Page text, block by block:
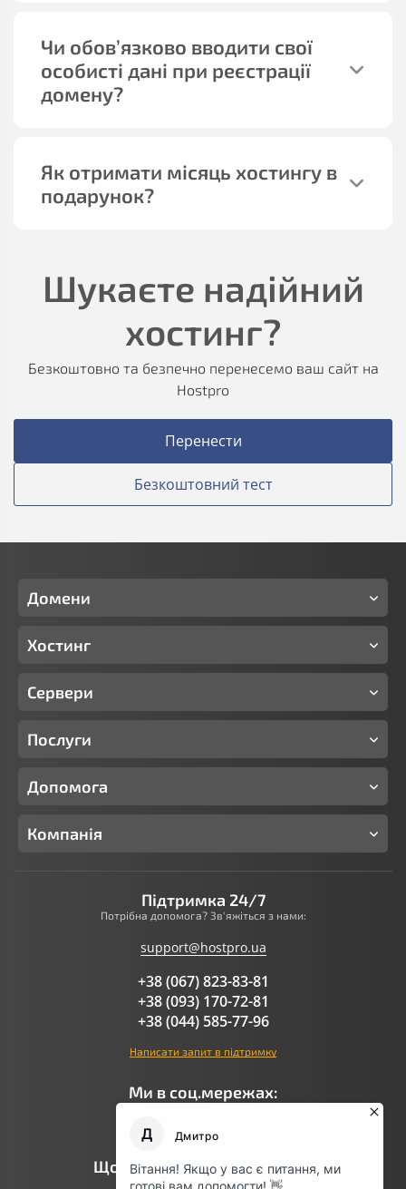
Чи обов’язково вводити свої
особисті дані при реєстрації
домену?
Як отримати місяць хостингу в
подарунок?
Шукаєте надійний
хостинг?
Безкоштовно та безпечно перенесемо ваш сайт на
Hostpro
Перенести
Безкоштовний тест
Домени
Хостинг
Сервери
Послуги
Допомога
Компанія
Підтримка 24/7
Потрібна допомога? Зв'яжіться з нами:
support@hostpro.ua
+38 (067) 823-83-81
+38 (093) 170-72-81
+38 (044) 585-77-96
Написати запит в підтримку
Ми в соц.мережах:
Що говорить AI про Hostpro